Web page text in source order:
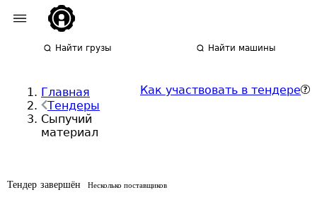
Найти грузы Найти машины
Главная
Тендеры
Сыпучий
материал
Как участвовать в тендере
Тендер завершён Несколько поставщиков